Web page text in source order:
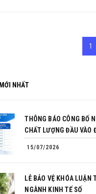
1
MỚI NHẤT
THÔNG BÁO CÔNG BỐ
CHẤT LƯỢNG ĐẦU VÀO
15/07/2026
LỄ BẢO VỆ KHÓA LUẬN
NGÀNH KINH TẾ SỐ